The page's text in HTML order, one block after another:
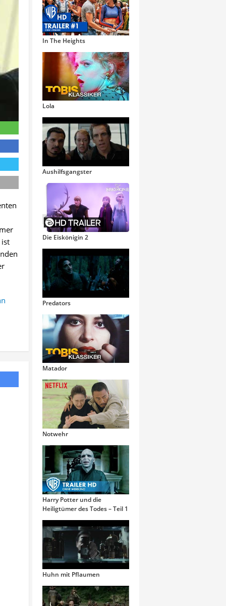
ist
In The Heights
Lola
Aushilfsgangster
Die Eiskönigin 2
Predators
Matador
Notwehr
Harry Potter und die
Heiligtümer des Todes – Teil 1
Huhn mit Pflaumen